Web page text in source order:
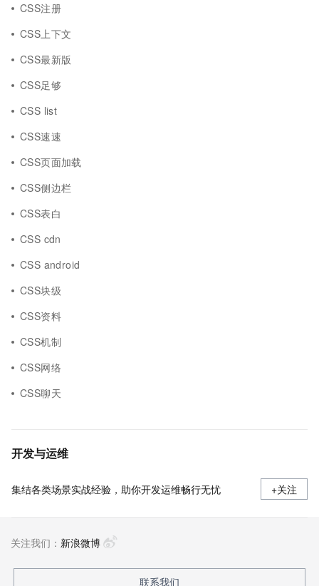
CSS注册
CSS上下文
CSS最新版
CSS足够
CSS list
CSS速速
CSS页面加载
CSS侧边栏
CSS表白
CSS cdn
CSS android
CSS块级
CSS资料
CSS机制
CSS网络
CSS聊天
开发与运维
集结各类场景实战经验，助你开发运维畅行无忧 +关注
关注我们： 新浪微博
联系我们